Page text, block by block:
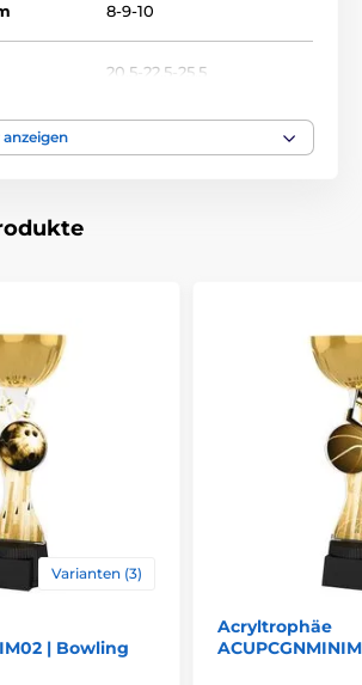
8-9-10
20.5-22.5-25.5
Varianten (3)
| Bowling
Acryltrophäe